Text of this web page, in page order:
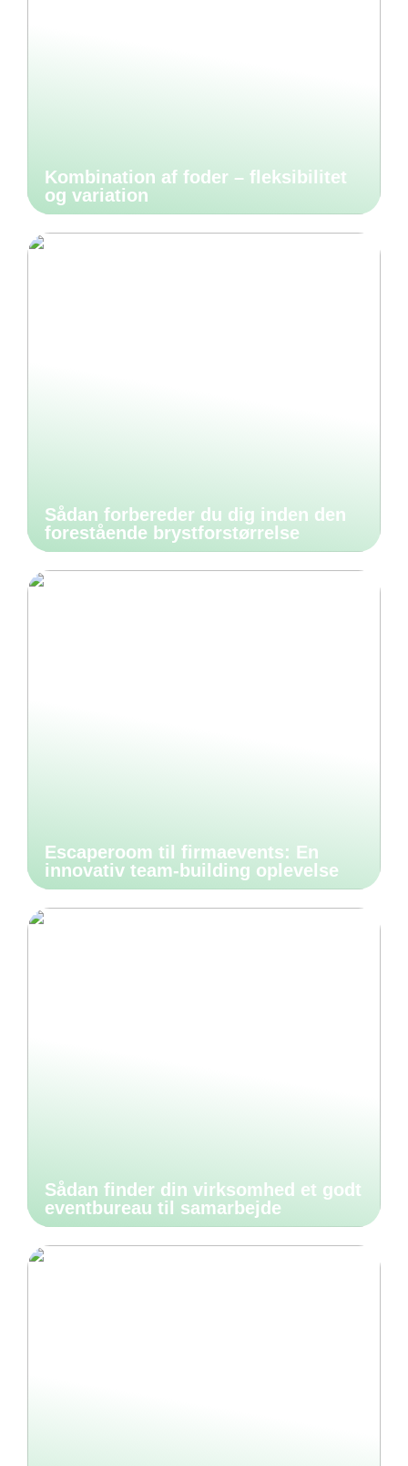
Kombination af foder – fleksibilitet
og variation
Sådan forbereder du dig inden den
forestående brystforstørrelse
Escaperoom til firmaevents: En
innovativ team-building oplevelse
Sådan finder din virksomhed et godt
eventbureau til samarbejde